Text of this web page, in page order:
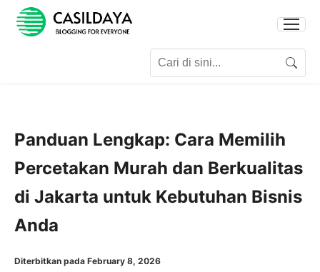
Search
Panduan Lengkap: Cara Memilih
Percetakan Murah dan Berkualitas
di Jakarta untuk Kebutuhan Bisnis
Anda
Diterbitkan pada February 8, 2026